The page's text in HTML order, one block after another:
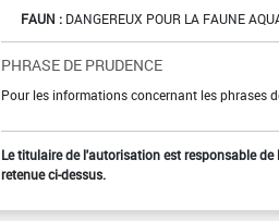
FAUN : DANGEREUX POUR LA FAUNE
PHRASE DE PRUDENCE
Pour les informations concernant les phrases
Le titulaire de l'autorisation est responsable
retenue ci-dessus.